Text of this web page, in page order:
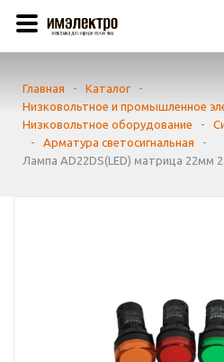
Главная - Каталог
-
Низковольтное и промышленное
Низковольтное оборудование
-
-
Арматура светосигнальная
-
Лампа AD22DS(LED) матрица 22мм